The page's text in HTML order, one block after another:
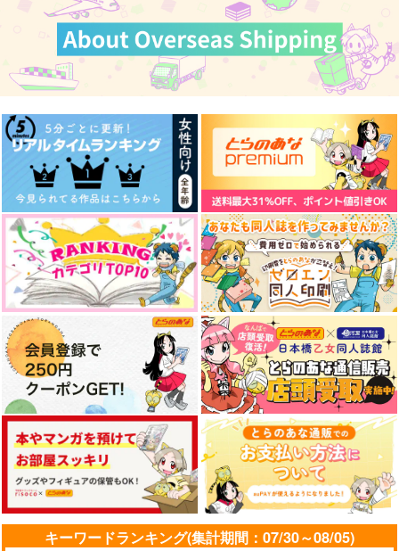
キーワードランキング(集計期間：07/30～08/05)